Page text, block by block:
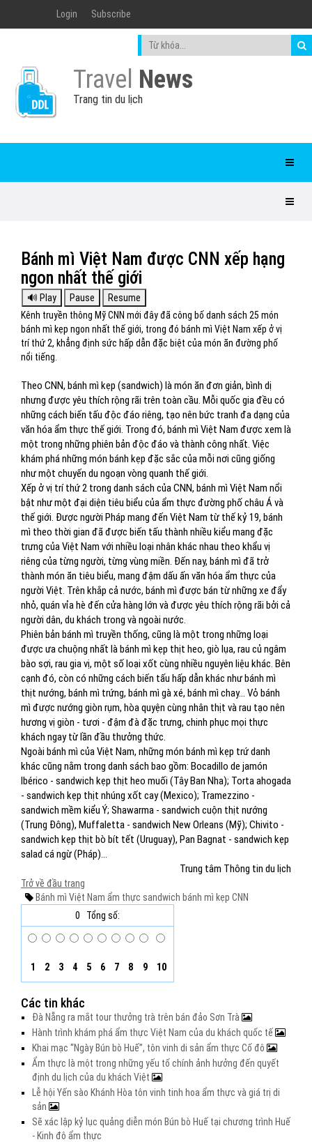
Login Subscribe
Travel News
Trang tin du lịch
Bánh mì Việt Nam được CNN xếp hạng
ngon nhất thế giới
Kênh truyền thông Mỹ CNN mới đây đã công bố danh sách 25 món
bánh mì kẹp ngon nhất thế giới, trong đó bánh mì Việt Nam xếp ở vị
trí thứ 2, khẳng định sức hấp dẫn đặc biệt của món ăn đường phố
nổi tiếng.
Theo CNN, bánh mì kẹp (sandwich) là món ăn đơn giản, bình dị
nhưng được yêu thích rộng rãi trên toàn cầu. Mỗi quốc gia đều có
những cách biến tấu độc đáo riêng, tạo nên bức tranh đa dạng của
văn hóa ẩm thực thế giới. Trong đó, bánh mì Việt Nam được xem là
một trong những phiên bản độc đáo và thành công nhất. Việc
khám phá những món bánh kẹp đặc sắc của mỗi nơi cũng giống
như một chuyến du ngoạn vòng quanh thế giới.
Xếp ở vị trí thứ 2 trong danh sách của CNN, bánh mì Việt Nam nổi
bật như một đại diện tiêu biểu của ẩm thực đường phố châu Á và
thế giới. Được người Pháp mang đến Việt Nam từ thế kỷ 19, bánh
mì theo thời gian đã được biến tấu thành nhiều kiểu mang đặc
trưng của Việt Nam với nhiều loại nhân khác nhau theo khẩu vị
riêng của từng người, từng vùng miền. Đến nay, bánh mì đã trở
thành món ăn tiêu biểu, mang đậm dấu ấn văn hóa ẩm thực của
người Việt. Trên khắp cả nước, bánh mì được bán từ những xe đẩy
nhỏ, quán vỉa hè đến cửa hàng lớn và được yêu thích rộng rãi bởi cả
người dân, du khách trong và ngoài nước.
Phiên bản bánh mì truyền thống, cũng là một trong những loại
được ưa chuộng nhất là bánh mì kẹp thịt heo, giò lụa, rau củ ngâm
bào sợi, rau gia vị, một số loại xốt cùng nhiều nguyên liệu khác. Bên
cạnh đó, còn có những cách biến tấu hấp dẫn khác như bánh mì
thịt nướng, bánh mì trứng, bánh mì gà xé, bánh mì chay… Vỏ bánh
mì được nướng giòn rụm, hòa quyện cùng nhân thịt và rau tạo nên
hương vị giòn - tươi - đậm đà đặc trưng, chinh phục mọi thực
khách ngay từ lần đầu thưởng thức.
Ngoài bánh mì của Việt Nam, những món bánh mì kẹp trứ danh
khác cũng nằm trong danh sách bao gồm: Bocadillo de jamón
Ibérico - sandwich kẹp thịt heo muối (Tây Ban Nha); Torta ahogada
- sandwich kẹp thịt nhúng xốt cay (Mexico); Tramezzino -
sandwich mềm kiểu Ý; Shawarma - sandwich cuộn thịt nướng
(Trung Đông), Muffaletta - sandwich New Orleans (Mỹ); Chivito -
sandwich kẹp thịt bò bít tết (Uruguay), Pan Bagnat - sandwich kẹp
salad cá ngừ (Pháp)…
Trung tâm Thông tin du lịch
Trở về đầu trang
Bánh mì Việt Nam ẩm thực sandwich bánh mì kẹp CNN
0
Tổng số:
1 2 3 4 5 6 7 8 9 10
Các tin khác
Đà Nẵng ra mắt tour thưởng trà trên bán đảo Sơn Trà
Hành trình khám phá ẩm thực Việt Nam của du khách quốc tế
Khai mạc “Ngày Bún bò Huế”, tôn vinh di sản ẩm thực Cố đô
Ẩm thực là một trong những yếu tố chính ảnh hưởng đến quyết
định du lịch của du khách Việt
Lễ hội Yến sào Khánh Hòa tôn vinh tinh hoa ẩm thực và giá trị di
sản
Sẽ xác lập kỷ lục quảng diễn món Bún bò Huế tại chương trình Huế
- Kinh đô ẩm thực